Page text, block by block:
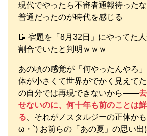
現代でやったら不審者通報待った
普通だったのが時代を感じる
📝 宿題を「8月32日」にやってた
割合でいたと判明ｗｗｗ
あの頃の感覚が「何やったんやろ
体が小さくて世界がでかく見えて
の自分では再現できないから——
せないのに、何十年も前のことは
る 、それがノスタルジーの正体かも
ω・`) お前らの「あの夏」の思い出